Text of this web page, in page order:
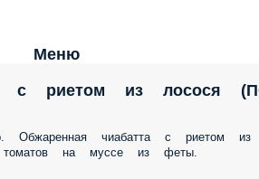
Меню
с риетом из лосося
чиабатта с риетом из
на муссе из феты.